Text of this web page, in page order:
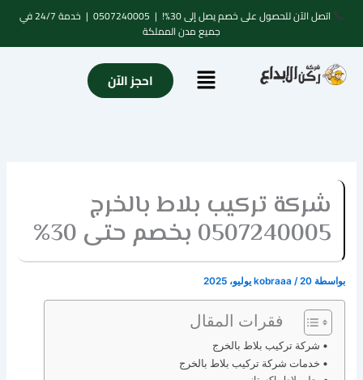
تخطي
المحتوى
اتصل الآن للحصول على خصم يصل إلى 30%! | 0507240005
| خدمة 24/7 في
جميع مدن المملكة
Menu احجز الآن
شركة تركيب بلاط بالخرج
0507240005 بخصم حتى 30%
بواسطة kobraaa /20 يوليو، 2025
فقرات المقال
شركة تركيب بلاط بالخرج
خدمات شركة تركيب بلاط بالخرج